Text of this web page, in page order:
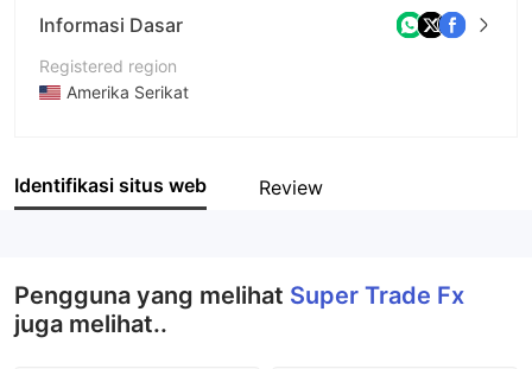
Informasi Dasar
Registered region
Amerika Serikat
Nama perusahaan
Identifikasi situs web Review
Pengguna yang melihat Super Trade Fx
juga melihat..